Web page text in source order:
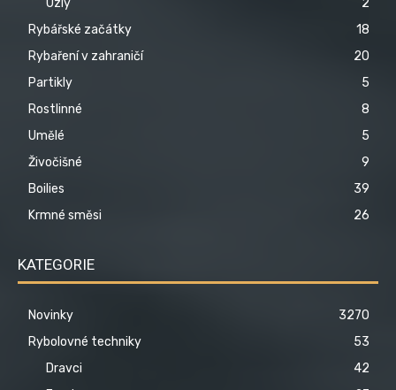
Uzly
2
Rybářské začátky
18
Rybaření v zahraničí
20
Partikly
5
Rostlinné
8
Umělé
5
Živočišné
9
Boilies
39
Krmné směsi
26
KATEGORIE
Novinky
3270
Rybolovné techniky
53
Dravci
42